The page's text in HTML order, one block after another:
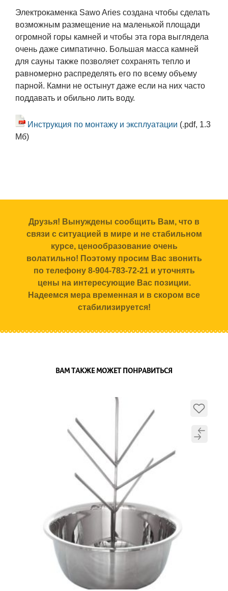
Электрокаменка Sawo Aries создана чтобы сделать
возможным размещение на маленькой площади
огромной горы камней и чтобы эта гора выглядела
очень даже симпатично. Большая масса камней
для сауны также позволяет сохранять тепло и
равномерно распределять его по всему объему
парной. Камни не остынут даже если на них часто
поддавать и обильно лить воду.
Инструкция по монтажу и эксплуатации (.pdf, 1.3
Мб)
Друзья! Вынуждены сообщить Вам, что в
связи с ситуацией в мире и не стабильном
курсе, ценообразование очень
волатильно! Поэтому просим Вас звонить
по телефону 8-904-783-72-21 и уточнять
цены на интересующие Вас позиции.
Надеемся мера временная и в скором все
стабилизируется!
ВАМ ТАКЖЕ МОЖЕТ ПОНРАВИТЬСЯ